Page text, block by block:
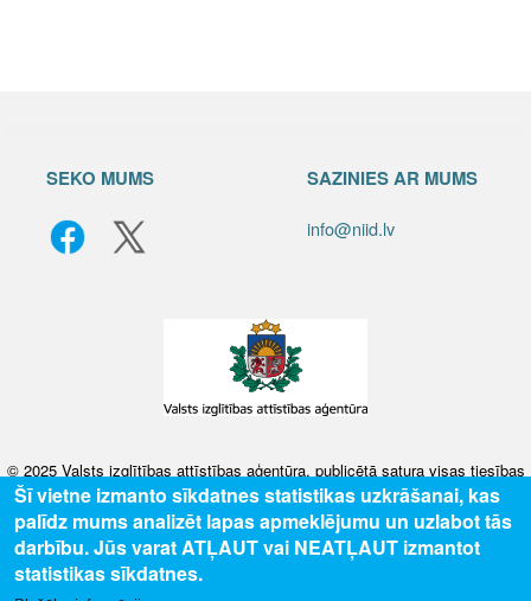
SEKO MUMS SAZINIES AR MUMS
info@niid.lv
© 2025 Valsts izglītības attīstības aģentūra, publicētā satura visas tiesības
aizsargātas.
Šī vietne izmanto sīkdatnes statistikas uzkrāšanai, kas
palīdz mums analizēt lapas apmeklējumu un uzlabot tās
darbību. Jūs varat ATĻAUT vai NEATĻAUT izmantot
statistikas sīkdatnes.